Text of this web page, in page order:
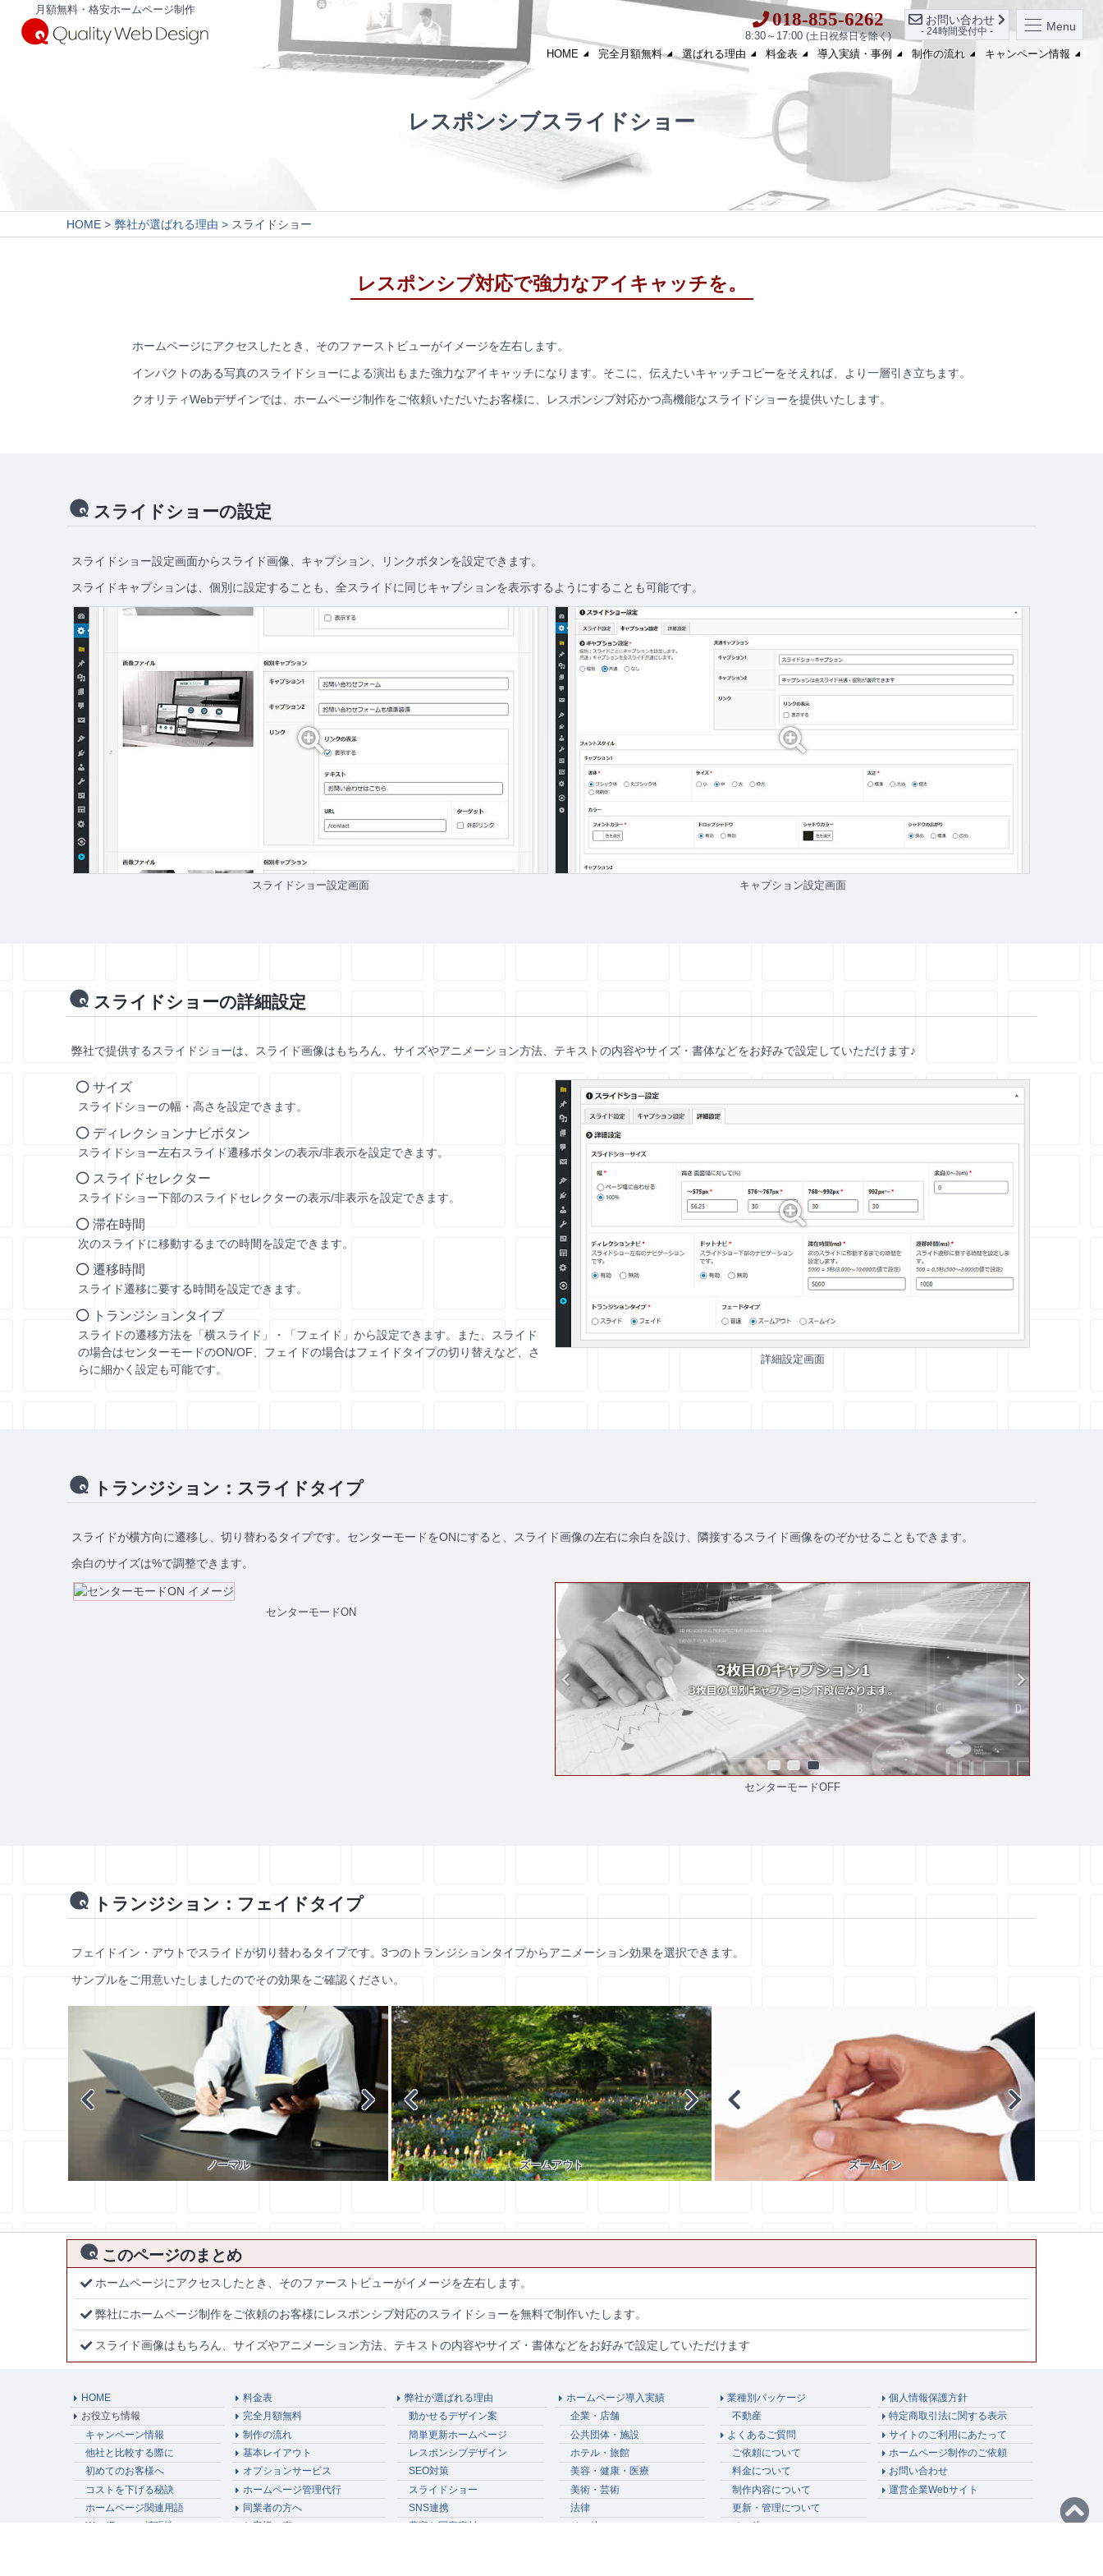
月額無料・格安ホームページ制作 018-855-6262
8:30～17:00 (土日祝祭日を除く)
お問い合わせ
- 24時間受付中 - Menu
レスポンシブスライドショー
HOME 完全月額無料 選ばれる理由 料金表 導入実績・事例 制作の流れ キャンペーン情報
HOME 弊社が選ばれる理由 スライドショー
レスポンシブ対応で強力なアイキャッチを。
ホームページにアクセスしたとき、そのファーストビューがイメージを左右します。
インパクトのある写真のスライドショーによる演出もまた強力なアイキャッチになります。そこに、伝えたいキャッチコピーをそえれば、より一層引き立ちます。
クオリティWebデザインでは、ホームページ制作をご依頼いただいたお客様に、レスポンシブ対応かつ高機能なスライドショーを提供いたします。
スライドショーの設定
スライドショー設定画面からスライド画像、キャプション、リンクボタンを設定できます。
スライドキャプションは、個別に設定することも、全スライドに同じキャプションを表示するようにすることも可能です。
スライドショー設定画面 キャプション設定画面
スライドショーの詳細設定
弊社で提供するスライドショーは、スライド画像はもちろん、サイズやアニメーション方法、テキストの内容やサイズ・書体などをお好みで設定していただけます♪
詳細設定画面
サイズ
スライドショーの幅・高さを設定できます。
ディレクションナビボタン
スライドショー左右スライド遷移ボタンの表示/非表示を設定できます。
スライドセレクター
スライドショー下部のスライドセレクターの表示/非表示を設定できます。
滞在時間
次のスライドに移動するまでの時間を設定できます。
遷移時間
スライド遷移に要する時間を設定できます。
トランジションタイプ
スライドの遷移方法を「横スライド」・「フェイド」から設定できます。また、スライド
の場合はセンターモードのON/OF、フェイドの場合はフェイドタイプの切り替えなど、さ
らに細かく設定も可能です。
トランジション：スライドタイプ
スライドが横方向に遷移し、切り替わるタイプです。センターモードをONにすると、スライド画像の左右に余白を設け、隣接するスライド画像をのぞかせることもできます。
余白のサイズは%で調整できます。
センターモードON
センターモードOFF
トランジション：フェイドタイプ
フェイドイン・アウトでスライドが切り替わるタイプです。3つのトランジションタイプからアニメーション効果を選択できます。
サンプルをご用意いたしましたのでその効果をご確認ください。
ノーマル ズームアウト ズームイン
このページのまとめ
ホームページにアクセスしたとき、そのファーストビューがイメージを左右します。
弊社にホームページ制作をご依頼のお客様にレスポンシブ対応のスライドショーを無料で制作いたします。
スライド画像はもちろん、サイズやアニメーション方法、テキストの内容やサイズ・書体などをお好みで設定していただけます
HOME
お役立ち情報
キャンペーン情報
他社と比較する際に
初めてのお客様へ
コストを下げる秘訣
ホームページ関連用語
料金表
完全月額無料
制作の流れ
基本レイアウト
オプションサービス
ホームページ管理代行
同業者の方へ
弊社が選ばれる理由
動かせるデザイン案
簡単更新ホームページ
レスポンシブデザイン
SEO対策
スライドショー
SNS連携
ホームページ導入実績
企業・店舗
公共団体・施設
ホテル・旅館
美容・健康・医療
美術・芸術
法律
業種別パッケージ
不動産
よくあるご質問
ご依頼について
料金について
制作内容について
更新・管理について
個人情報保護方針
特定商取引法に関する表示
サイトのご利用にあたって
ホームページ制作のご依頼
お問い合わせ
運営企業Webサイト